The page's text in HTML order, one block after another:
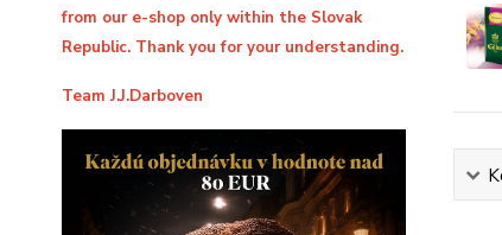
from our e-shop only within the Slovak
Republic. Thank you for your understanding.
Team J.J.Darboven